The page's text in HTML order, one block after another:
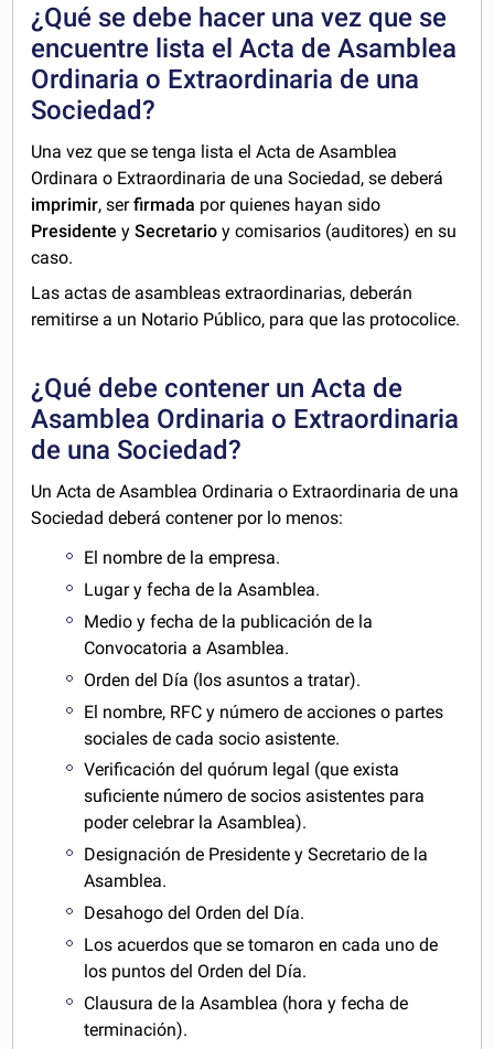
¿Qué se debe hacer una vez que se
encuentre lista el Acta de Asamblea
Ordinaria o Extraordinaria de una
Sociedad?
Una vez que se tenga lista el Acta de Asamblea
Ordinara o Extraordinaria de una Sociedad, se deberá
imprimir, serfirmada por quienes hayan sido
Presidente ySecretario y comisarios (auditores) en su
caso.
Las actas de asambleas extraordinarias, deberán
remitirse a un Notario Público, para que las protocolice.
¿Qué debe contener un Acta de
Asamblea Ordinaria o Extraordinaria
de una Sociedad?
Un Acta de Asamblea Ordinaria o Extraordinaria de una
Sociedad deberá contener por lo menos:
El nombre de la empresa.
Lugar y fecha de la Asamblea.
Medio y fecha de la publicación de la
Convocatoria a Asamblea.
Orden del Día (los asuntos a tratar).
El nombre, RFC y número de acciones o partes
sociales de cada socio asistente.
Verificación del quórum legal (que exista
suficiente número de socios asistentes para
poder celebrar la Asamblea).
Designación de Presidente y Secretario de la
Asamblea.
Desahogo del Orden del Día.
Los acuerdos que se tomaron en cada uno de
los puntos del Orden del Día.
Clausura de la Asamblea (hora y fecha de
terminación).